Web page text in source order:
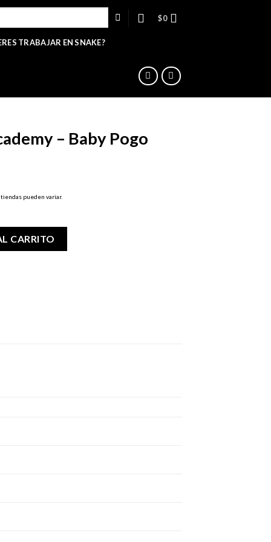
$0
TRABAJAR EN SNAKE?
– Baby Pogo
pueden variar.
CARRITO